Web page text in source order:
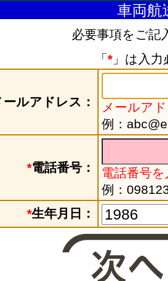
車両航
必要事項をご記
「 *」は入力
ールアドレス：
メールア
例：
*電話番号：
電話番号
例：
*生年月日：